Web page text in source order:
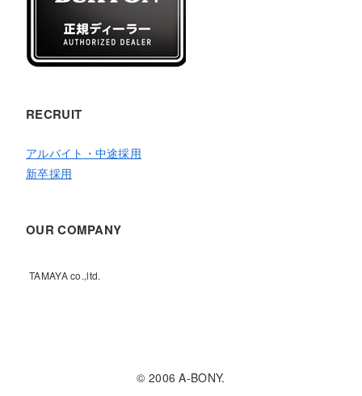
RECRUIT
アルバイト・中途採用
新卒採用
OUR COMPANY
TAMAYA co.,ltd.
© 2006 A-BONY.